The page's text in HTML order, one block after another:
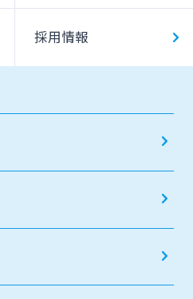
採用情報